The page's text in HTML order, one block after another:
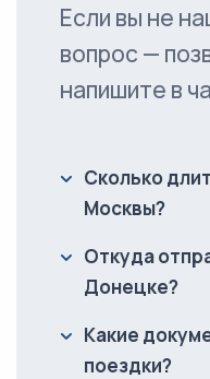
Если вы не
вопрос —
напишите в
Сколько
Москвы?
Откуда
Донецке?
Какие
поездки?